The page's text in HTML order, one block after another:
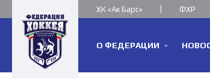
ХК «Ак Барс» ФХР
О ФЕДЕРАЦИИ